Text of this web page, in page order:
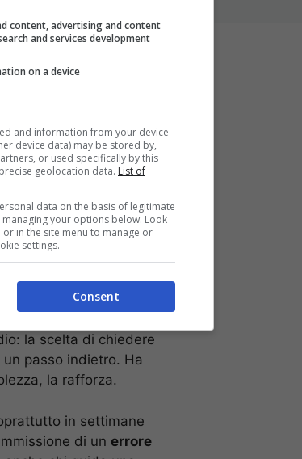
spesso,
il cuore accelerato,
è facile sentire
e il tecnico
la scelta di chiedere
passo indietro. Ha
la rafforza.
in settimane
di un errore
content, advertising and content
and services development
on a device
and information from your device
device data) may be stored by,
or used specifically by this
geolocation data. List of
data on the basis of legitimate
your options below. Look
in the site menu to manage or
settings.
Consent